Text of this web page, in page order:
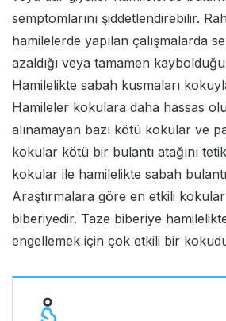
semptomlarını şiddetlendirebilir.
hamilelerde yapılan çalışmalarda
azaldığı veya tamamen
Hamilelikte sabah kusmaları
Hamileler kokulara daha hassas
alınamayan bazı kötü kokular ve
kokular kötü bir bulantı atağını
kokular ile hamilelikte sabah
Araştırmalara göre en etkili
biberiyedir. Taze biberiye
engellemek için çok etkili bir